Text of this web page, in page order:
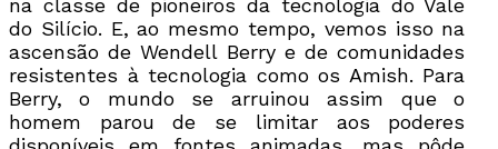
do Silício. E, ao mesmo tempo, vemos isso na
ascensão de Wendell Berry e de comunidades
resistentes à tecnologia como os Amish. Para
Berry, o mundo se arruinou assim que o
homem parou de se limitar aos poderes